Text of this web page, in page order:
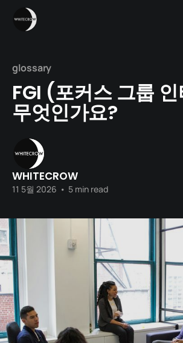
glossary
FGI (포커스 그룹
무엇인가요?
WHITECROW
11 5월 2026 • 5 min read